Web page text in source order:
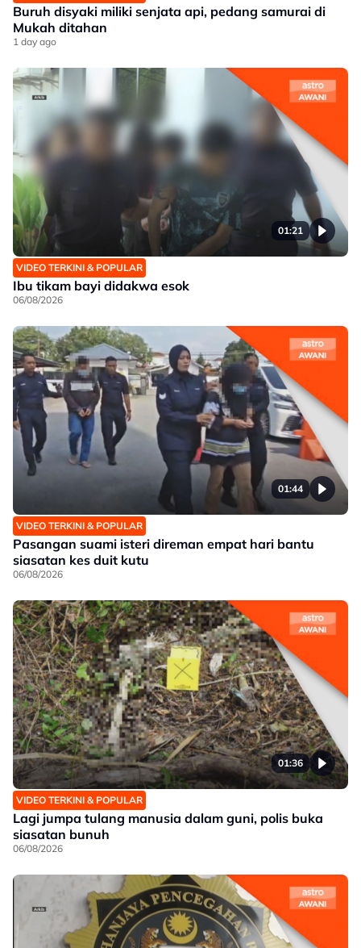
Buruh disyaki miliki senjata api, pedang samurai di
Mukah ditahan
1 day ago
01:21
VIDEO TERKINI & POPULAR
Ibu tikam bayi didakwa esok
06/08/2026
01:44
VIDEO TERKINI & POPULAR
Pasangan suami isteri direman empat hari bantu
siasatan kes duit kutu
06/08/2026
01:36
VIDEO TERKINI & POPULAR
Lagi jumpa tulang manusia dalam guni, polis buka
siasatan bunuh
06/08/2026